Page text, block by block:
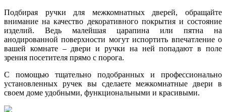
Подбирая ручки для межкомнатных дверей, обращайте
внимание на качество декоративного покрытия и состояние
изделий. Ведь малейшая царапина или пятна на
анодированной поверхности могут испортить впечатление о
вашей комнате – двери и ручки на ней попадают в поле
зрения посетителя прямо с порога.
С помощью тщательно подобранных и профессионально
установленных ручек вы сделаете межкомнатные двери в
своем доме удобными, функциональными и красивыми.